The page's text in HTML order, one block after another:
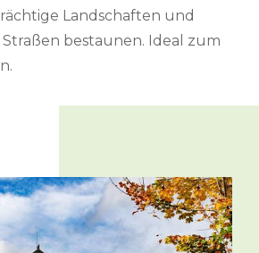
Landschaften und
Straßen bestaunen. Ideal zum